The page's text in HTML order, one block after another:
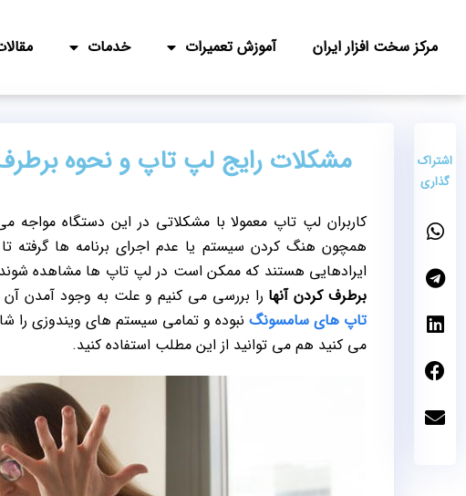
مرکز سخت افزار ایران آموزش تعمیرات خدمات
اشتراک
گذاری
مشکلات رایج لپ تاپ و نحوه
کاربران لپ تاپ معمولا با مشکلاتی در این دستگاه
همچون هنگ کردن سیستم یا عدم اجرای برنامه ها
ایرادهایی هستند که ممکن است در لپ تاپ ها مشاهده شوند.
برطرف کردن آنها را بررسی می کنیم و علت به وجود آمدن
تاپ های سامسونگ نبوده و تمامی سیستم های ویندوزی را
می کنید هم می توانید از این مطلب استفاده کنید.